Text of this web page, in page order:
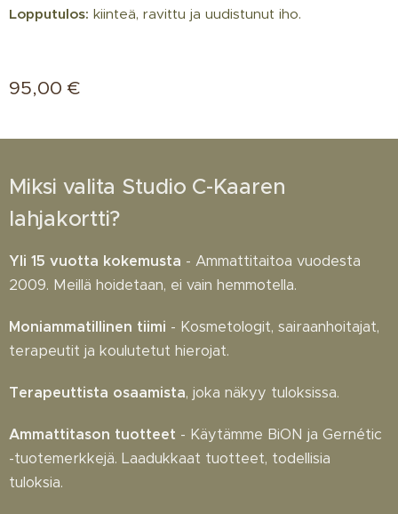
Lopputulos: kiinteä, ravittu ja uudistunut iho.
95,00 €
Miksi valita Studio C-Kaaren
lahjakortti?
Yli 15 vuotta kokemusta - Ammattitaitoa vuodesta
2009. Meillä hoidetaan, ei vain hemmotella.
Moniammatillinen tiimi - Kosmetologit, sairaanhoitajat,
terapeutit ja koulutetut hierojat.
Terapeuttista osaamista, joka näkyy tuloksissa.
Ammattitason tuotteet - Käytämme BiON ja Gernétic
-tuotemerkkejä. Laadukkaat tuotteet, todellisia
tuloksia.